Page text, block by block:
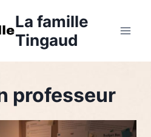
La famille
Tingaud
professeur